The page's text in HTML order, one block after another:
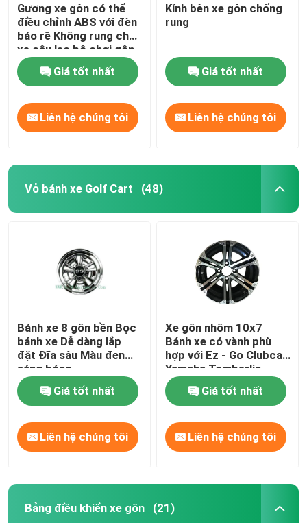
Gương xe gôn có thể
điều chỉnh ABS với đèn
báo rẽ Không rung cho
xe câu lạc bộ chơi gôn
Giá tốt nhất
Liên hệ chúng tôi
Kính bên xe gôn chống
rung
Giá tốt nhất
Liên hệ chúng tôi
Vỏ bánh xe Golf Cart (48)
Bánh xe 8 gôn bền Bọc
bánh xe Dễ dàng lắp
đặt Đĩa sâu Màu đen
sáng bóng
Giá tốt nhất
Liên hệ chúng tôi
Xe gôn nhôm 10x7
Bánh xe có vành phù
hợp với Ez - Go Clubcar
Yamaha Tomberlin
Harley
Giá tốt nhất
Liên hệ chúng tôi
Bảng điều khiển xe gôn (21)